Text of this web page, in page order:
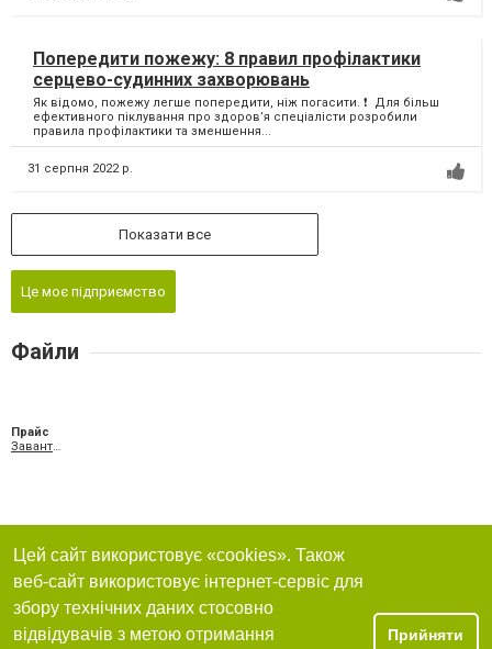
Попередити пожежу: 8 правил профілактики
серцево-судинних захворювань
Як відомо, пожежу легше попередити, ніж погасити. ❗ Для більш
ефективного піклування про здоров’я спеціалісти розробили
правила профілактики та зменшення...
31 серпня 2022 р.
Показати все
Це моє підприємство
Файли
Прайс
Завантажити PDF
Цей сайт використовує «cookies». Також
веб-сайт використовує інтернет-сервіс для
збору технічних даних стосовно
відвідувачів з метою отримання
Прийняти